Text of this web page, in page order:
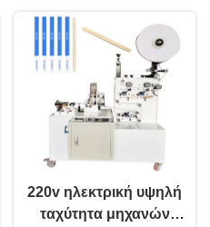
220v ηλεκτρική υψηλή
ταχύτητα μηχανών